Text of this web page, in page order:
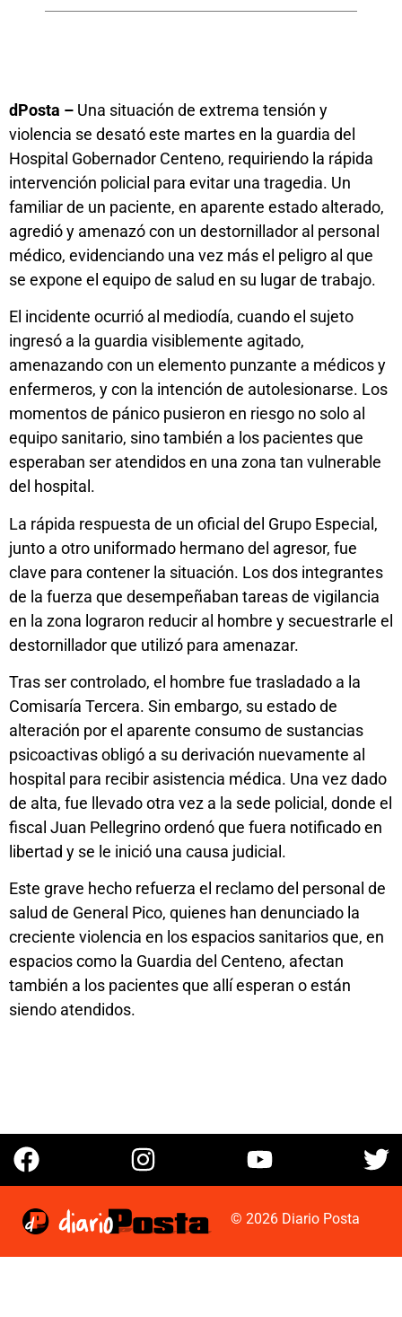
dPosta – Una situación de extrema tensión y
violencia se desató este martes en la guardia del
Hospital Gobernador Centeno, requiriendo la rápida
intervención policial para evitar una tragedia. Un
familiar de un paciente, en aparente estado alterado,
agredió y amenazó con un destornillador al personal
médico, evidenciando una vez más el peligro al que
se expone el equipo de salud en su lugar de trabajo.
El incidente ocurrió al mediodía, cuando el sujeto
ingresó a la guardia visiblemente agitado,
amenazando con un elemento punzante a médicos y
enfermeros, y con la intención de autolesionarse. Los
momentos de pánico pusieron en riesgo no solo al
equipo sanitario, sino también a los pacientes que
esperaban ser atendidos en una zona tan vulnerable
del hospital.
La rápida respuesta de un oficial del Grupo Especial,
junto a otro uniformado hermano del agresor, fue
clave para contener la situación. Los dos integrantes
de la fuerza que desempeñaban tareas de vigilancia
en la zona lograron reducir al hombre y secuestrarle el
destornillador que utilizó para amenazar.
Tras ser controlado, el hombre fue trasladado a la
Comisaría Tercera. Sin embargo, su estado de
alteración por el aparente consumo de sustancias
psicoactivas obligó a su derivación nuevamente al
hospital para recibir asistencia médica. Una vez dado
de alta, fue llevado otra vez a la sede policial, donde el
fiscal Juan Pellegrino ordenó que fuera notificado en
libertad y se le inició una causa judicial.
Este grave hecho refuerza el reclamo del personal de
salud de General Pico, quienes han denunciado la
creciente violencia en los espacios sanitarios que, en
espacios como la Guardia del Centeno, afectan
también a los pacientes que allí esperan o están
siendo atendidos.
© 2026 Diario Posta